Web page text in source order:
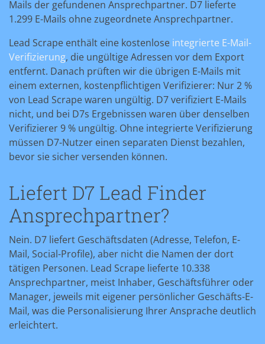
Mails der gefundenen Ansprechpartner. D7 lieferte
1.299 E-Mails ohne zugeordnete Ansprechpartner.
Lead Scrape enthält eine kostenlose integrierte E-Mail-
Verifizierung, die ungültige Adressen vor dem Export
entfernt. Danach prüften wir die übrigen E-Mails mit
einem externen, kostenpflichtigen Verifizierer: Nur 2 %
von Lead Scrape waren ungültig. D7 verifiziert E-Mails
nicht, und bei D7s Ergebnissen waren über denselben
Verifizierer 9 % ungültig. Ohne integrierte Verifizierung
müssen D7-Nutzer einen separaten Dienst bezahlen,
bevor sie sicher versenden können.
Liefert D7 Lead Finder
Ansprechpartner?
Nein. D7 liefert Geschäftsdaten (Adresse, Telefon, E-
Mail, Social-Profile), aber nicht die Namen der dort
tätigen Personen. Lead Scrape lieferte 10.338
Ansprechpartner, meist Inhaber, Geschäftsführer oder
Manager, jeweils mit eigener persönlicher Geschäfts-E-
Mail, was die Personalisierung Ihrer Ansprache deutlich
erleichtert.